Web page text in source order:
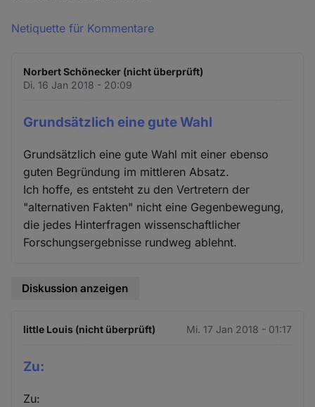
Netiquette für Kommentare
Norbert Schönecker (nicht überprüft)
Di. 16 Jan 2018 - 20:09
Grundsätzlich eine gute Wahl
Grundsätzlich eine gute Wahl mit einer ebenso
guten Begründung im mittleren Absatz.
Ich hoffe, es entsteht zu den Vertretern der
"alternativen Fakten" nicht eine Gegenbewegung,
die jedes Hinterfragen wissenschaftlicher
Forschungsergebnisse rundweg ablehnt.
Diskussion anzeigen
little Louis (nicht überprüft) Mi. 17 Jan 2018 - 01:17
Zu:
Zu: